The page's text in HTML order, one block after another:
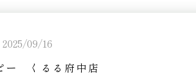
2025/09/16
ー くるる府中店